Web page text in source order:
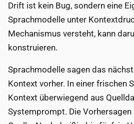
Drift ist kein Bug, sondern eine
Sprachmodelle unter
Mechanismus versteht, kann
konstruieren.
Sprachmodelle sagen das
Kontext vorher. In einer frischen
Kontext überwiegend aus
Systemprompt. Die